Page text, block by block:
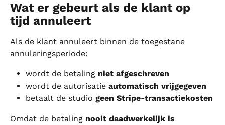
Wat er gebeurt als de klant op
tijd annuleert
Als de klant annuleert binnen de toegestane
annuleringsperiode:
wordt de betaling niet afgeschreven
wordt de autorisatie automatisch vrijgegeven
betaalt de studio geen Stripe-transactiekosten
Omdat de betaling nooit daadwerkelijk is